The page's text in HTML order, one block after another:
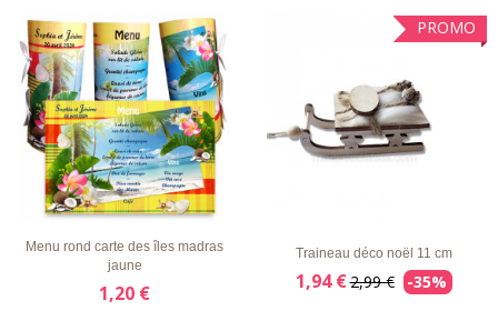
LISTE
D'ENVIE
APERÇU
RAPIDE
DÉTAILS
Menu rond carte des îles madras
jaune
1,20 €
PROMO
Traineau déco noël 11 cm
1,94 €2,99 € -35%